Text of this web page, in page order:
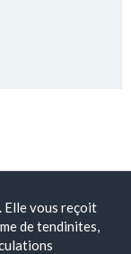
Elle vous reçoit
de tendinites,